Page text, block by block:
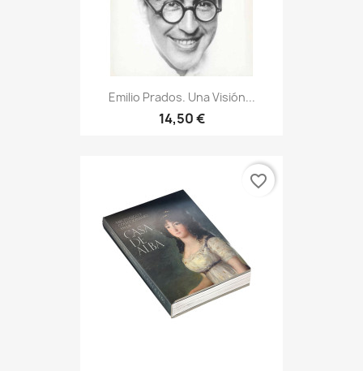
Emilio Prados. Una Visión...
14,50 €
favorite_border